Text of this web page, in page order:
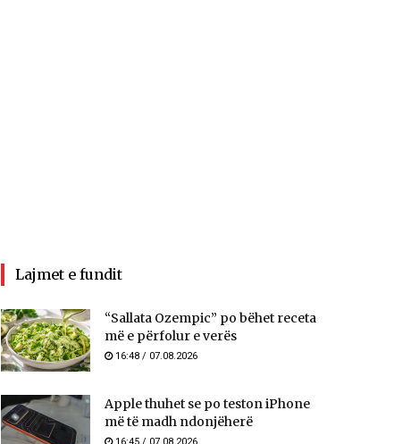
Lajmet e fundit
“Sallata Ozempic” po bëhet receta
më e përfolur e verës
16:48 / 07.08.2026
Apple thuhet se po teston iPhone
më të madh ndonjëherë
16:45 / 07.08.2026